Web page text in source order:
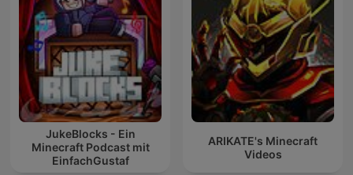
JukeBlocks - Ein
Minecraft Podcast mit
EinfachGustaf
ARIKATE's Minecraft
Videos